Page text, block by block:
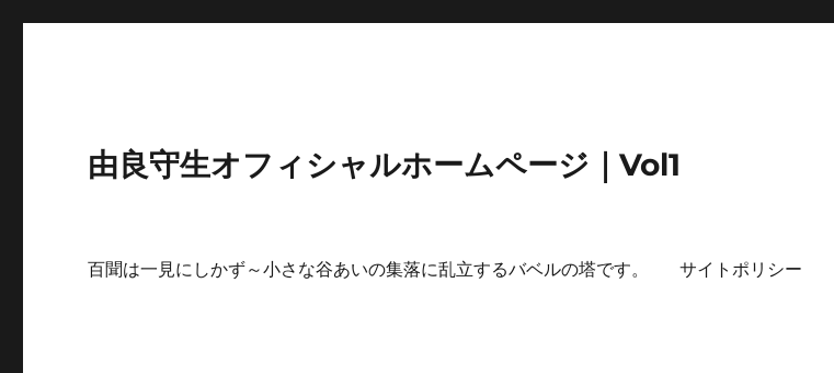
由良守生オフィシャルホームページ｜Vol1
百聞は一見にしかず～小さな谷あいの集落に乱立するバベルの塔です。 サイトポリシー